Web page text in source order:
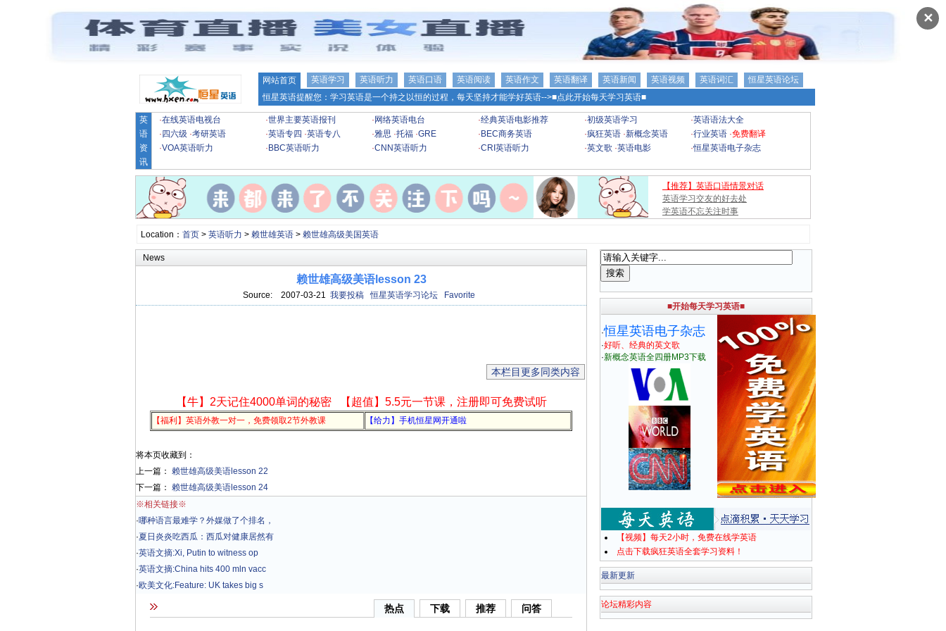
✕
网站首页 英语学习 英语听力 英语口语 英语阅读 英语作文 英语翻译 英语新闻 英语视频 英语词汇
恒星英语论坛
恒星英语提醒您：学习英语是一个持之以恒的过程，每天坚持才能学好英语-->■点此开始每天学习英语■
英
语
资
讯
·在线英语电视台 ·世界主要英语报刊 · 网络英语电台 ·经典英语电影推荐 ·初级英语学习 ·英语语法大全
· 四六级 ·考研英语 ·英语专四 ·英语专八 ·雅思 ·托福 ·GRE · BEC商务英语 ·疯狂英语 ·新概念英语 ·行业英语 ·免费翻译
·VOA英语听力 · BBC英语听力 ·CNN英语听力 ·CRI英语听力 ·英文歌 ·英语电影 ·恒星英语电子杂志
【推荐】英语口语情景对话
英语学习交友的好去处
学英语不忘关注时事
Location： 首页> 英语听力 > 赖世雄英语> 赖世雄高级美国英语
News
赖世雄高级美语lesson 23
Source: 2007-03-21 我要投稿 恒星英语学习论坛 Favorite
本栏目更多同类内容
【牛】2天记住4000单词的秘密 【超值】5.5元一节课，注册即可免费试听
【福利】英语外教一对一，免费领取2节外教课 【给力】手机恒星网开通啦
将本页收藏到：
上一篇： 赖世雄高级美语lesson 22
下一篇： 赖世雄高级美语lesson 24
※相关链接※
·哪种语言最难学？外媒做了个排名，
·夏日炎炎吃西瓜：西瓜对健康居然有
·英语文摘:Xi, Putin to witness op
·英语文摘:China hits 400 mln vacc
·欧美文化:Feature: UK takes big s
热点 下载 推荐 问答
■开始每天学习英语■
·恒星英语电子杂志
·好听、经典的英文歌
·新概念英语全四册MP3下载
【视频】每天2小时，免费在线学英语
点击下载疯狂英语全套学习资料！
最新更新
论坛精彩内容